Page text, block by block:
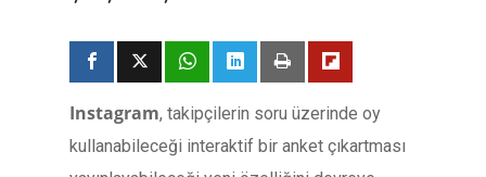
Instagram, takipçilerin soru üzerinde oy
kullanabileceği interaktif bir anket çıkartması